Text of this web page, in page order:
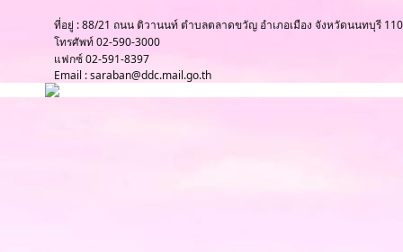
ที่อยู่ : 88/21 ถนน ติวานนท์ ตำบลตลาดขวัญ อำเภอเมือง จังหวัดนนทบุรี
โทรศัพท์ 02-590-3000
แฟกซ์ 02-591-8397
Email : saraban@ddc.mail.go.th